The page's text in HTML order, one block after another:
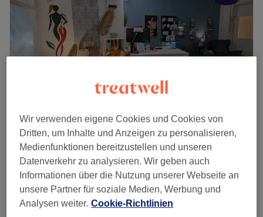
chili-cosmetics
4,9
266 Bewertungen
Graf-Adolf-Platz, Düsseldorf
Auf Karte anzeigen
Gesichtsbehandlung - Akne mit Fruchtsäure
1 Std.
98 €
Schnellansicht Saloninfos
Wir verwenden eigene Cookies und Cookies von
Dritten, um Inhalte und Anzeigen zu personalisieren,
Medienfunktionen bereitzustellen und unseren
Datenverkehr zu analysieren. Wir geben auch
Informationen über die Nutzung unserer Webseite an
unsere Partner für soziale Medien, Werbung und
Analysen weiter. Cookie-Richtlinien